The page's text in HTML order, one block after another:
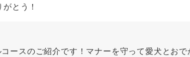
とう！
ースのご紹介です！マナーを守って愛犬とおで